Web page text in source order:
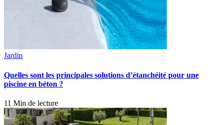
Jardin
Quelles sont les principales solutions d’étanchéité pour une
piscine en béton ?
11 Min de lecture